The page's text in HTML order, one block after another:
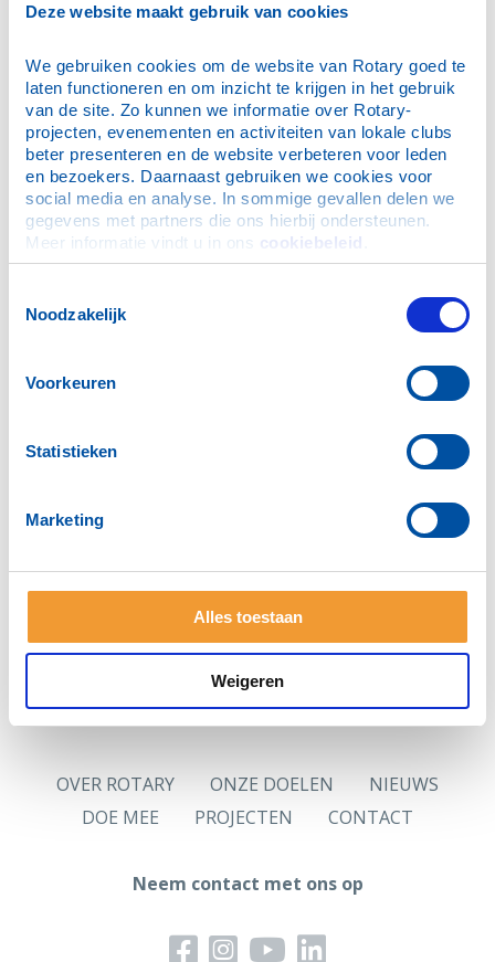
Deze website maakt gebruik van cookies
We gebruiken cookies om de website van Rotary goed te
laten functioneren en om inzicht te krijgen in het gebruik
van de site. Zo kunnen we informatie over Rotary-
projecten, evenementen en activiteiten van lokale clubs
beter presenteren en de website verbeteren voor leden
en bezoekers. Daarnaast gebruiken we cookies voor
social media en analyse. In sommige gevallen delen we
gegevens met partners die ons hierbij ondersteunen.
Meer informatie vindt u in ons cookiebeleid
Noodzakelijk
Voorkeuren
Statistieken
Marketing
Alles toestaan
Weigeren
Wachtwoord*
Dit is mijn privécomputer, onthoud mijn login (je blijft
maximaal 30 dagen ingelogd)
N.B. De inloggegevens zijn ook geldig voor de Rotary
Hulp bij inloggen
Vraag dan eerst
Hoofdlettergevoelig
Let op: Je wachtwoord is hoofdlettergevoelig.
Jouw in de ledenadministratie opgenomen persoonlijk
e-mailadres is jouw gebruikersnaam.
OVER ROTARY ONZE DOELEN
NIEUWS
DOE MEE
PROJECTEN CONTACT
Neem contact met ons op